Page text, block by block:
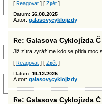
[ Reagovat ] [ Zpět ]
Datum: 26.08.2025
Autor: galasovycyklojizdy
Re: Galasova Cyklojízda
Již zítra vyrážíme kdo se přidá moc
[ Reagovat ] [ Zpět ]
Datum: 19.12.2025
Autor: galasovycyklojizdy
Re: Galasova Cyklojízda